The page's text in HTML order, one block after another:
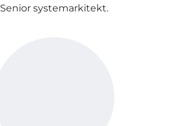
Senior systemarkitekt.